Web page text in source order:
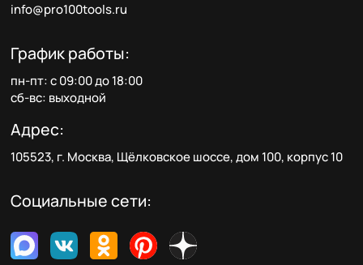
info@pro100tools.ru
График работы:
пн-пт: с 09:00 до 18:00
сб-вс: выходной
Адрес:
105523, г. Москва, Щёлковское шоссе, дом 100, корпус 10
Социальные сети: